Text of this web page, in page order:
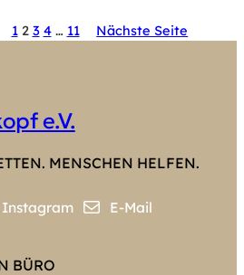
1 2 3 4 … 11 Nächste Seite
e.V.
MENSCHEN HELFEN.
Instagram E-Mail
BÜRO